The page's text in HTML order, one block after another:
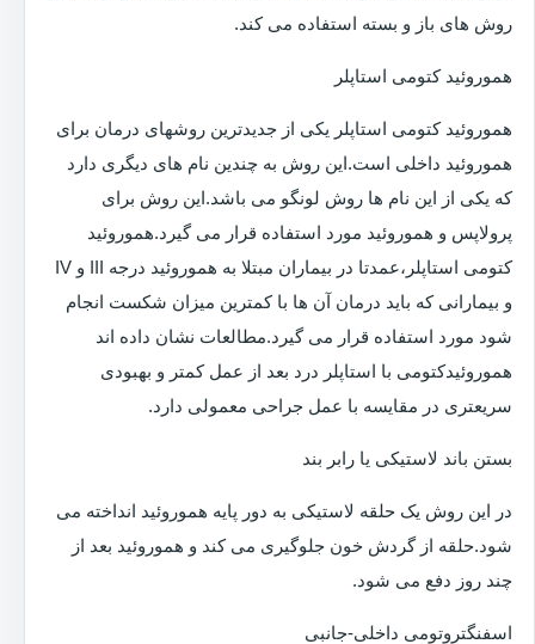
روش های باز و بسته استفاده می کند.
هموروئید کتومی استاپلر
هموروئید کتومی استاپلر یکی از جدیدترین روشهای درمان برای
هموروئید داخلی است.این روش به چندین نام های دیگری دارد
که یکی از این نام ها روش لونگو می باشد.این روش برای
پرولاپس و هموروئید مورد استفاده قرار می گیرد.هموروئید
کتومی استاپلر،عمدتا در بیماران مبتلا به هموروئید درجه III و IV
و بیمارانی که باید درمان آن ها با کمترین میزان شکست انجام
شود مورد استفاده قرار می گیرد.مطالعات نشان داده اند
هموروئیدکتومی با استاپلر درد بعد از عمل کمتر و بهبودی
سریعتری در مقایسه با عمل جراحی معمولی دارد.
بستن باند لاستیکی یا رابر بند
در این روش یک حلقه لاستیکی به دور پایه هموروئید انداخته می
شود.حلقه از گردش خون جلوگیری می کند و هموروئید بعد از
چند روز دفع می شود.
اسفنگتروتومی داخلی-جانبی